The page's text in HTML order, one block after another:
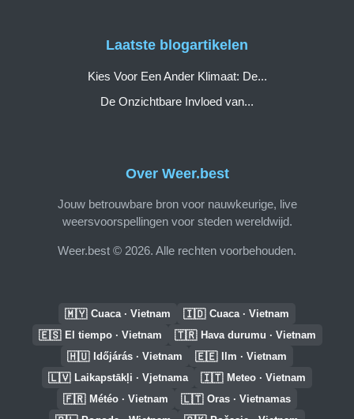
Over Weer.best
Jouw betrouwbare bron voor nauwkeurige, live
weersvoorspellingen voor steden wereldwijd.
Weer.best © 2026. Alle rechten voorbehouden.
Laatste blogartikelen
Kies Voor Een Ander Klimaat: De...
De Onzichtbare Invloed van...
🇲🇾 Cuaca · Vietnam 🇮🇩 Cuaca · Vietnam
🇪🇸 El tiempo · Vietnam 🇹🇷 Hava durumu · Vietnam
🇭🇺 Időjárás · Vietnam 🇪🇪 Ilm · Vietnam
🇱🇻 Laikapstākļi · Vjetnama 🇮🇹 Meteo · Vietnam
🇫🇷 Météo · Vietnam 🇱🇹 Oras · Vietnamas